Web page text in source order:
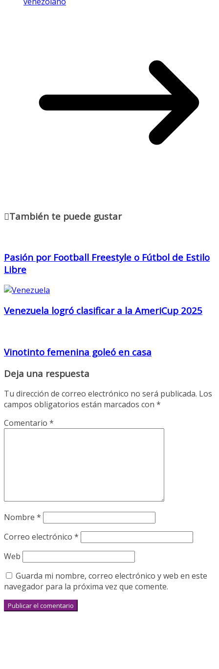
También te puede gustar
Pasión por Football Freestyle o Fútbol de Estilo
Libre
Venezuela logró clasificar a la AmeriCup 2025
Vinotinto femenina goleó en casa
Deja una respuesta
Tu dirección de correo electrónico no será publicada. Los
campos obligatorios están marcados con *
Comentario *
Nombre *
Correo electrónico *
Web
Guarda mi nombre, correo electrónico y web en este
navegador para la próxima vez que comente.